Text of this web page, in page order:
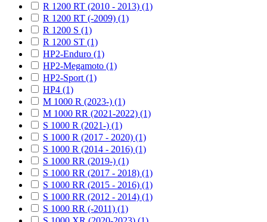
R 1200 RT (2010 - 2013) (1)
R 1200 RT (-2009) (1)
R 1200 S (1)
R 1200 ST (1)
HP2-Enduro (1)
HP2-Megamoto (1)
HP2-Sport (1)
HP4 (1)
M 1000 R (2023-) (1)
M 1000 RR (2021-2022) (1)
S 1000 R (2021-) (1)
S 1000 R (2017 - 2020) (1)
S 1000 R (2014 - 2016) (1)
S 1000 RR (2019-) (1)
S 1000 RR (2017 - 2018) (1)
S 1000 RR (2015 - 2016) (1)
S 1000 RR (2012 - 2014) (1)
S 1000 RR (-2011) (1)